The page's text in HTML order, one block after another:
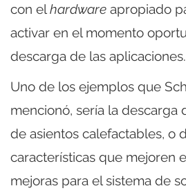
con elhardware apropiado
activar en el momento
descarga de las aplicaciones.
Uno de los ejemplos que
mencionó, sería la descarga
de asientos calefactables, o
características que mejoren
mejoras para el sistema de